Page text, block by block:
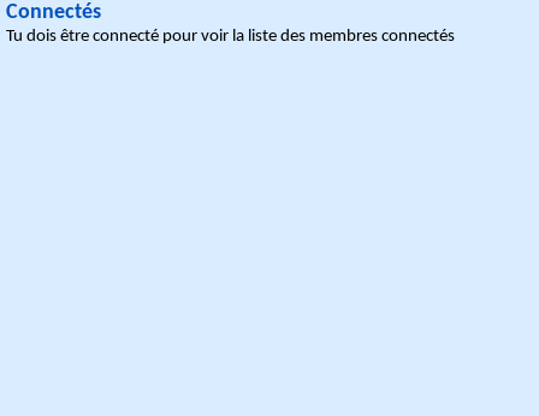
Connectés
Tu dois être connecté pour voir la liste des membres connectés